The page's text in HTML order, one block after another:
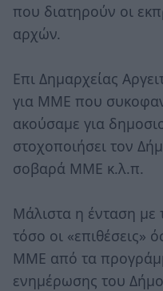
που διατηρούν οι
αρχών.
Επι Δημαρχείας
για ΜΜΕ που
ακούσαμε για
στοχοποιήσει τον
σοβαρά ΜΜΕ κ.λ.π.
Μάλιστα η ένταση με
τόσο οι «επιθέσεις»
ΜΜΕ από τα
ενημέρωσης του